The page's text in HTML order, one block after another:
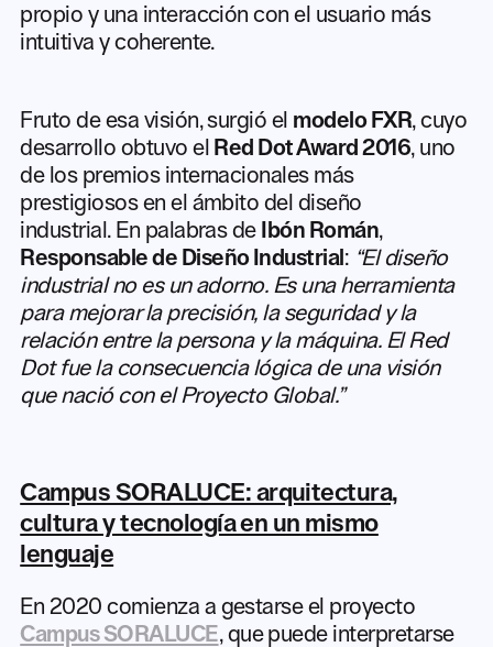
propio y una interacción con el usuario más
intuitiva y coherente.
Fruto de esa visión, surgió el modelo FXR, cuyo
desarrollo obtuvo el Red Dot Award 2016, uno
de los premios internacionales más
prestigiosos en el ámbito del diseño
industrial. En palabras de
Ibón Román,
Responsable de Diseño Industrial : “El diseño
industrial no es un adorno. Es una herramienta
para mejorar la precisión, la seguridad y la
relación entre la persona y la máquina. El Red
Dot fue la consecuencia lógica de una visión
que nació con el Proyecto Global.”
Campus SORALUCE: arquitectura,
cultura y tecnología en un mismo
lenguaje
En 2020 comienza a gestarse el proyecto
Campus SORALUCE, que puede interpretarse